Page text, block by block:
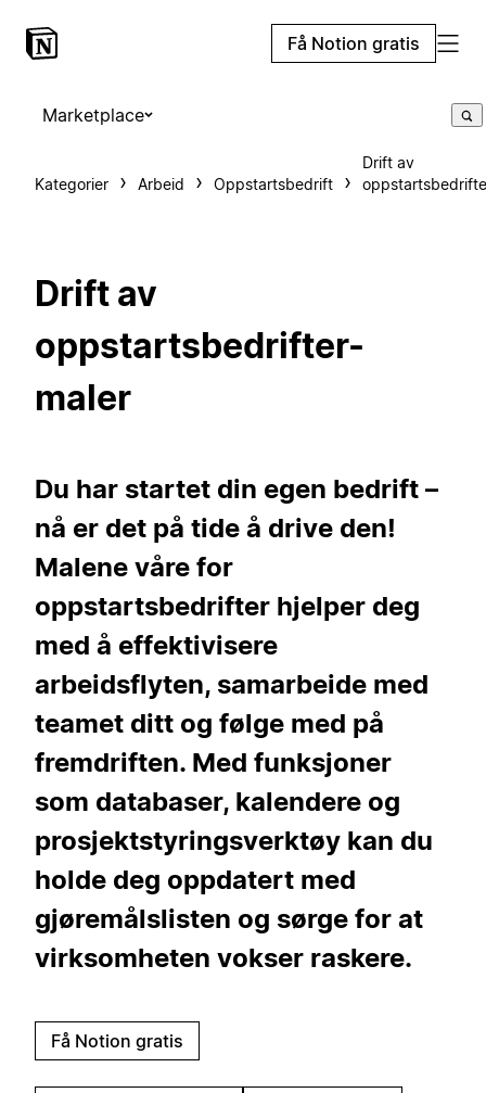
Få Notion gratis
Marketplace
Kategorier Arbeid Oppstartsbedrift
Drift av
Drift av
oppstartsbedrifter-
maler
Du har startet din egen bedrift –
nå er det på tide å drive den!
Malene våre for
oppstartsbedrifter hjelper deg
med å effektivisere
arbeidsflyten, samarbeide med
teamet ditt og følge med på
fremdriften. Med funksjoner
som databaser, kalendere og
prosjektstyringsverktøy kan du
holde deg oppdatert med
gjøremålslisten og sørge for at
virksomheten vokser raskere.
Få Notion gratis